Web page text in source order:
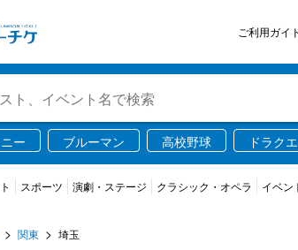
ご利用ガイ
ー ブルーマン 高校野球 ドラク
ライブ配信
スポーツ 演劇・ステージ クラシック・オペラ イベン
関東 埼玉